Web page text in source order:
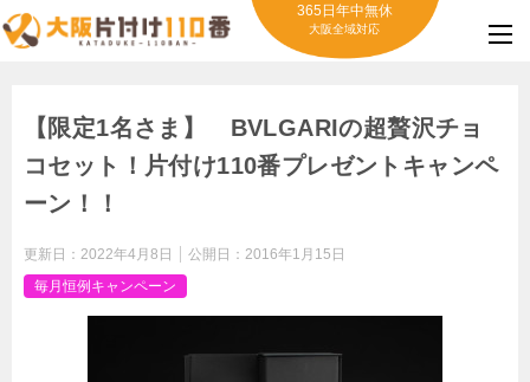
365日年中無休
大阪全域対応
【限定1名さま】 BVLGARIの超贅沢チョ
コセット！片付け110番プレゼントキャンペ
ーン！！
更新日： 2022年4月8日 公開日： 2016年1月15日
毎月恒例キャンペーン